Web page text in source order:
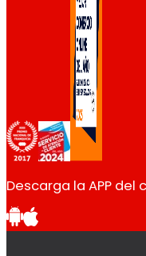
Descarga la APP del